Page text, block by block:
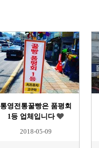
통영전통꿀빵은 품평회
1등 업체입니다
2018-05-09